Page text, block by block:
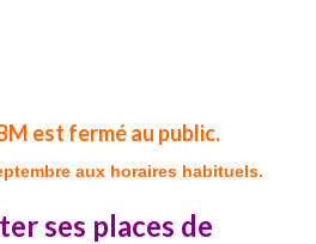
est fermé au public.
aux horaires habituels.
ses places de